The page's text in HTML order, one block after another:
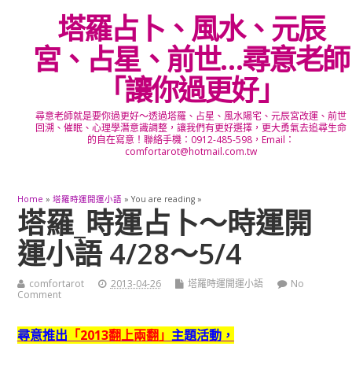
塔羅占卜、風水、元辰
宮、占星、前世…尋意老師
「讓你過更好」
尋意老師就是要你過更好～透過塔羅、占星、風水陽宅、元辰宮改運、前世
回溯、催眠、心理學潛意識調整，讓我們有更好選擇，更大勇氣去追尋生命
的自在寫意！聯絡手機：0912-485-598，Email：
comfortarot@hotmail.com.tw
Home » 塔羅時運開運小語 » You are reading »
塔羅_時運占卜～時運開
運小語 4/28～5/4
comfortarot 2013-04-26 塔羅時運開運小語
No
Comment
尋意推出 「2013翻上兩翻」 主題活動，